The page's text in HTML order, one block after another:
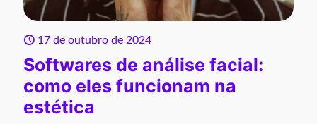
17 de outubro de 2024
Softwares de análise facial:
como eles funcionam na
estética